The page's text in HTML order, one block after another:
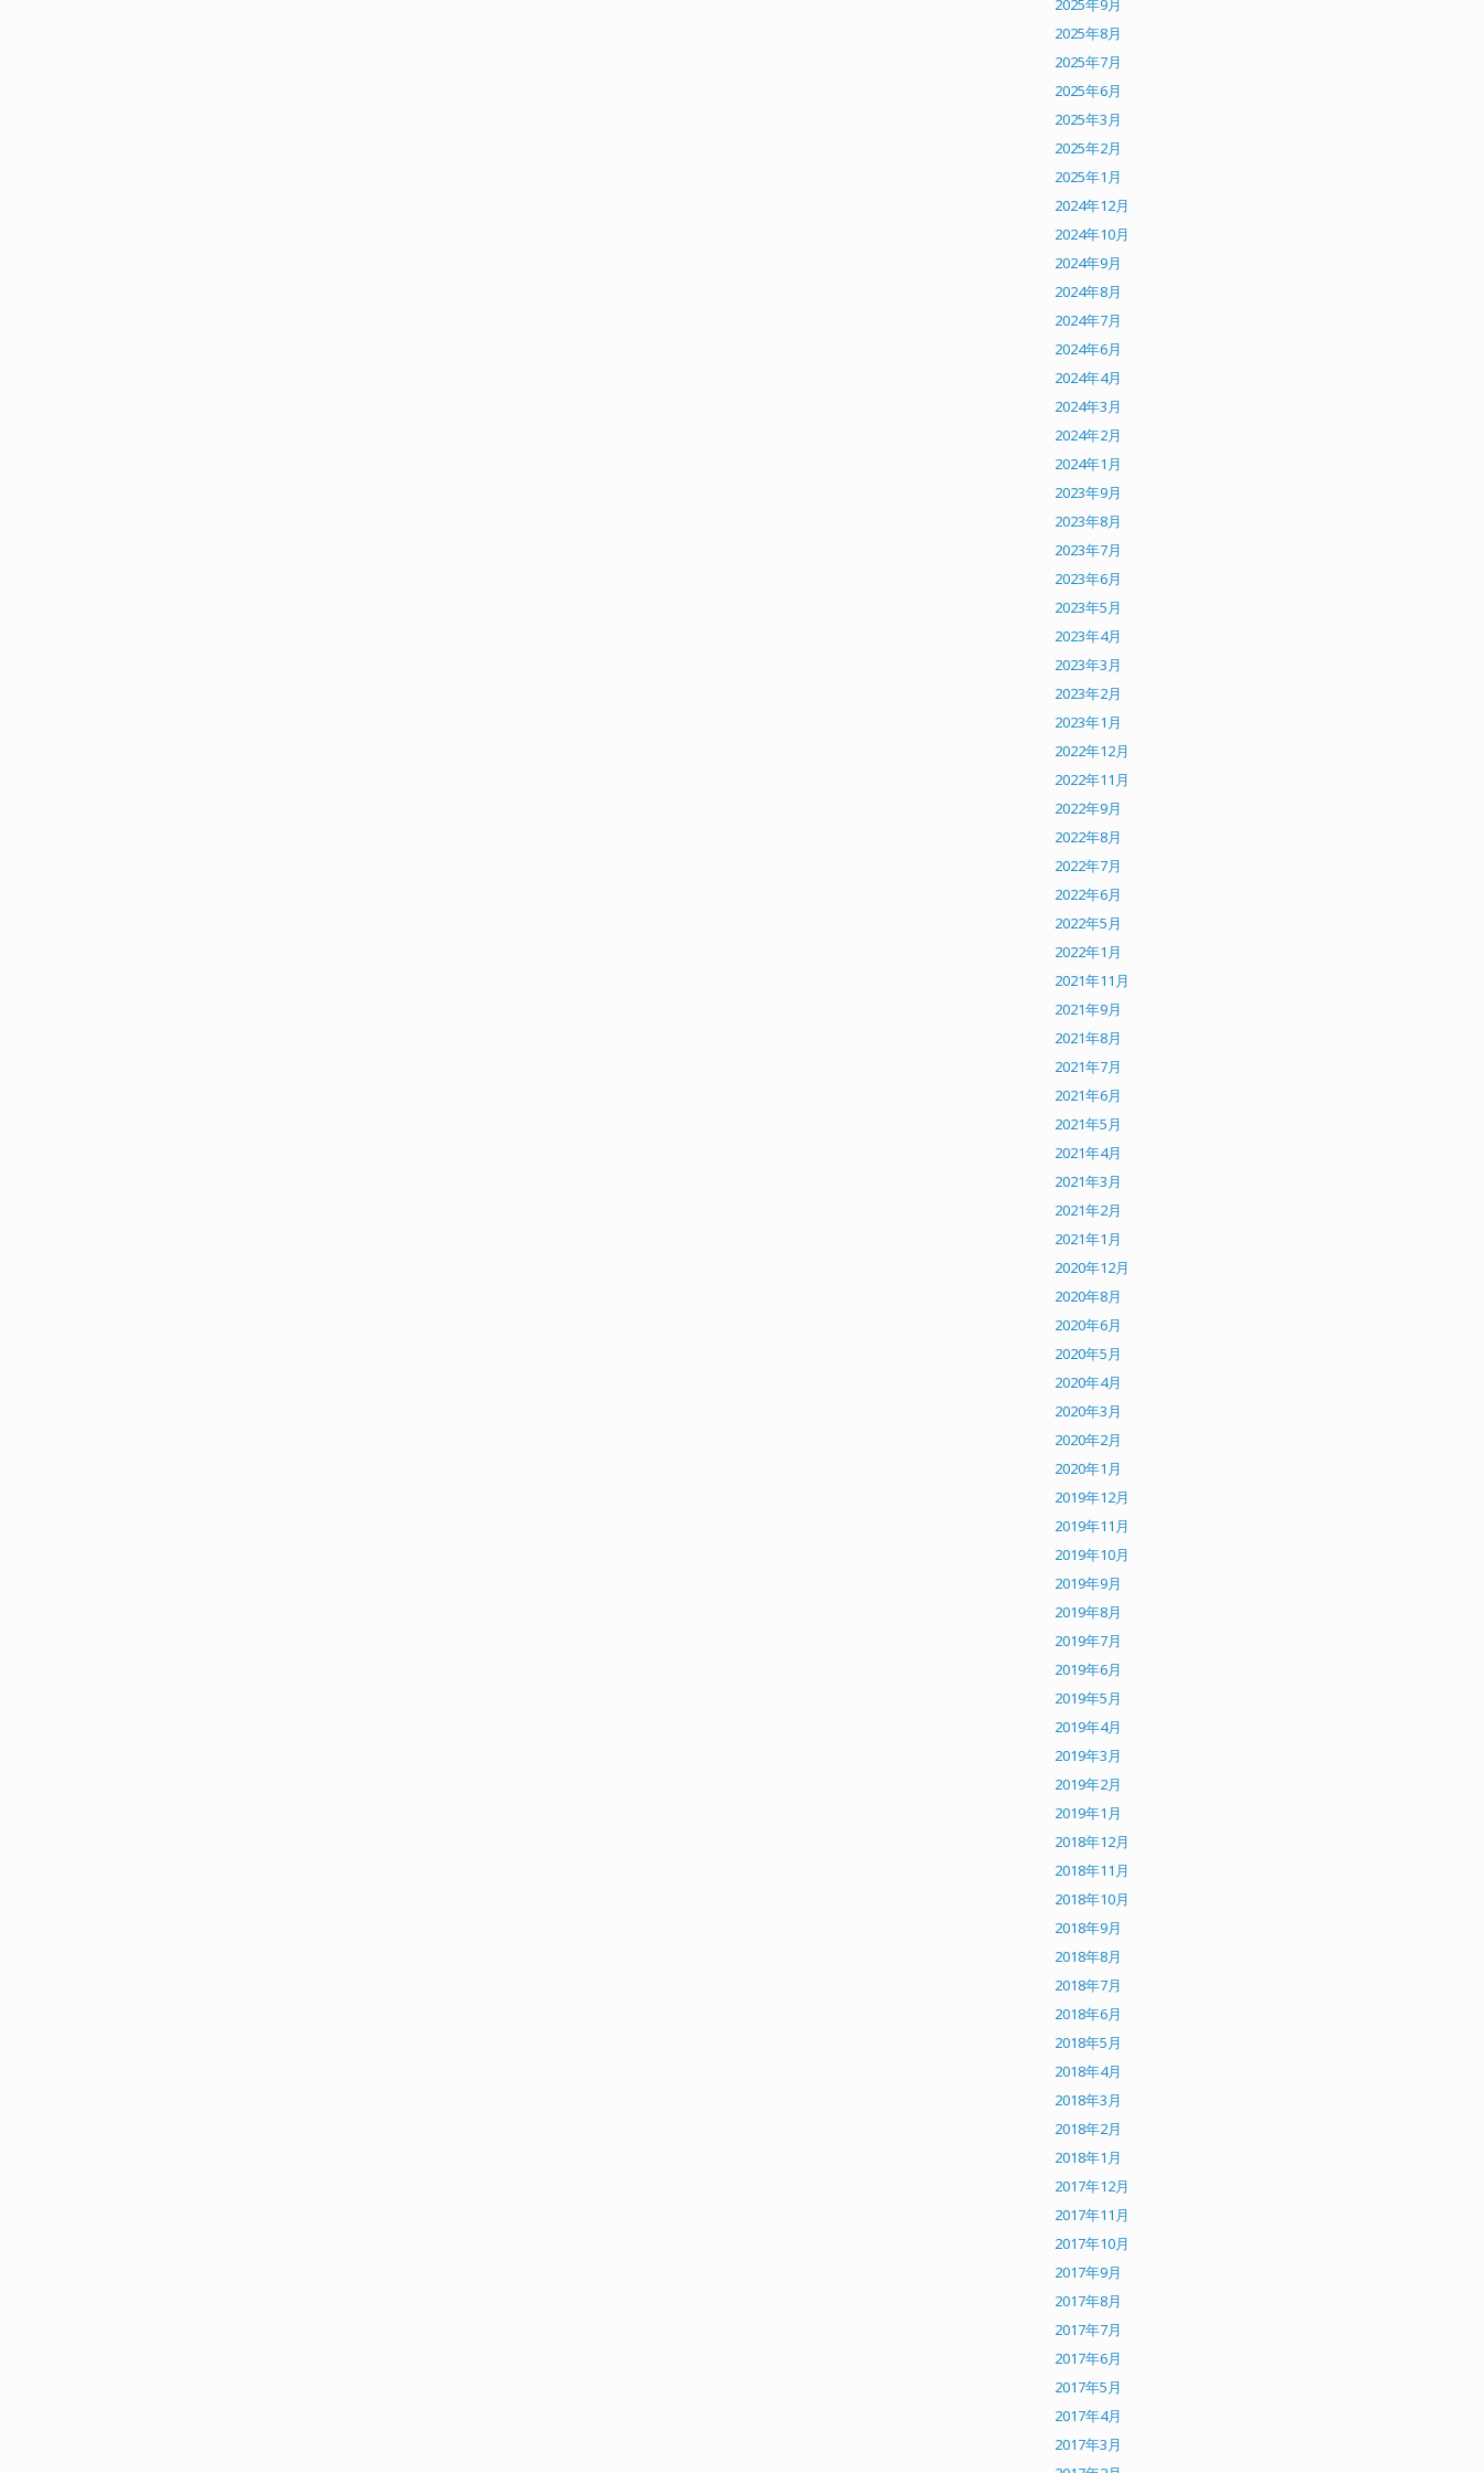
2025年9月
2025年8月
2025年7月
2025年6月
2025年3月
2025年2月
2025年1月
2024年12月
2024年10月
2024年9月
2024年8月
2024年7月
2024年6月
2024年4月
2024年3月
2024年2月
2024年1月
2023年9月
2023年8月
2023年7月
2023年6月
2023年5月
2023年4月
2023年3月
2023年2月
2023年1月
2022年12月
2022年11月
2022年9月
2022年8月
2022年7月
2022年6月
2022年5月
2022年1月
2021年11月
2021年9月
2021年8月
2021年7月
2021年6月
2021年5月
2021年4月
2021年3月
2021年2月
2021年1月
2020年12月
2020年8月
2020年6月
2020年5月
2020年4月
2020年3月
2020年2月
2020年1月
2019年12月
2019年11月
2019年10月
2019年9月
2019年8月
2019年7月
2019年6月
2019年5月
2019年4月
2019年3月
2019年2月
2019年1月
2018年12月
2018年11月
2018年10月
2018年9月
2018年8月
2018年7月
2018年6月
2018年5月
2018年4月
2018年3月
2018年2月
2018年1月
2017年12月
2017年11月
2017年10月
2017年9月
2017年8月
2017年7月
2017年6月
2017年5月
2017年4月
2017年3月